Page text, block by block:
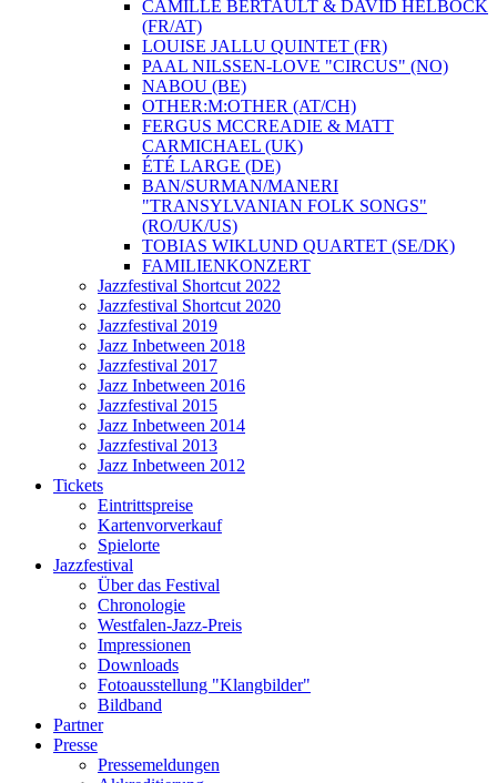
CAMILLE BERTAULT & DAVID HELBOCK
(FR/AT)
LOUISE JALLU QUINTET (FR)
PAAL NILSSEN-LOVE "CIRCUS" (NO)
NABOU (BE)
OTHER:M:OTHER (AT/CH)
FERGUS MCCREADIE & MATT
CARMICHAEL (UK)
ÉTÉ LARGE (DE)
BAN/SURMAN/MANERI
"TRANSYLVANIAN FOLK SONGS"
(RO/UK/US)
TOBIAS WIKLUND QUARTET (SE/DK)
FAMILIENKONZERT
Jazzfestival Shortcut 2022
Jazzfestival Shortcut 2020
Jazzfestival 2019
Jazz Inbetween 2018
Jazzfestival 2017
Jazz Inbetween 2016
Jazzfestival 2015
Jazz Inbetween 2014
Jazzfestival 2013
Jazz Inbetween 2012
Tickets
Eintrittspreise
Kartenvorverkauf
Spielorte
Jazzfestival
Über das Festival
Chronologie
Westfalen-Jazz-Preis
Impressionen
Downloads
Fotoausstellung "Klangbilder"
Bildband
Partner
Presse
Pressemeldungen